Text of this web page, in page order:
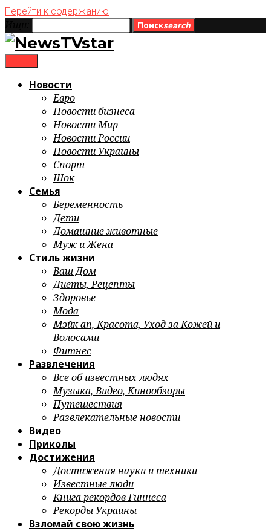
Перейти к содержанию
Поискsearch
Новости
Евро
Новости бизнеса
Новости Мир
Новости России
Новости Украины
Спорт
Шок
Семья
Беременность
Дети
Домашние животные
Муж и Жена
Стиль жизни
Ваш Дом
Диеты, Рецепты
Здоровье
Мода
Мэйк ап, Красота, Уход за Кожей и
Волосами
Фитнес
Развлечения
Все об известных людях
Музыка, Видео, Кинообзоры
Путешествия
Развлекательные новости
Видео
Приколы
Достижения
Достижения науки и техники
Известные люди
Книга рекордов Гиннеса
Рекорды Украины
Взломай свою жизнь